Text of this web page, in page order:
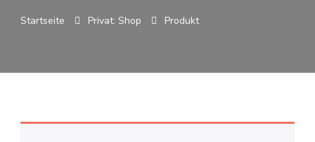
Startseite Privat: Shop Produkt